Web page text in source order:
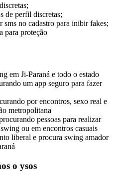
de perfil discretas;
no cadastro para inibir fakes;
para proteção
em Ji-Paraná e todo o estado
um app seguro para fazer
por encontros, sexo real e
metropolitana
pessoas para realizar
ou em encontros casuais
liberal e procura swing amador
o ysos